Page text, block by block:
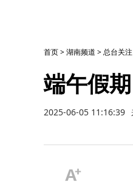
首页>湖南频道 >总台关注
端午假
2025-06-05 11:16:39